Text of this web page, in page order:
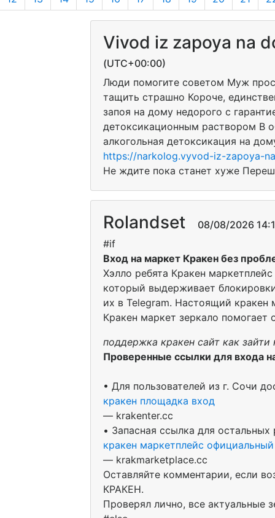
Vivod iz zapoya na
(UTC+00:00)
Люди помогите советом Муж
тащить страшно Короче,
запоя на дому недорого с
детоксикационным раствором В
алкогольная детоксикация на
https://narkolog.vyvod-iz-zapoya-
Не ждите пока станет хуже
Rolandset 08/08/2026
#if
Вход на маркет Кракен без
Хэлло ребята Кракен
который выдерживает
их в Telegram. Настоящий кракен
Кракен маркет зеркало помогает
поддержка кракен сайт как зайти
Проверенные ссылки для входа
• Для пользователей из г. Сочи
кракен площадка вход
— krakenter.cc
• Запасная ссылка для остальных
кракен маркетплейс
— krakmarketplace.cc
Оставляйте комментарии, если
КРАКЕН.
Проверял лично, все актуальные